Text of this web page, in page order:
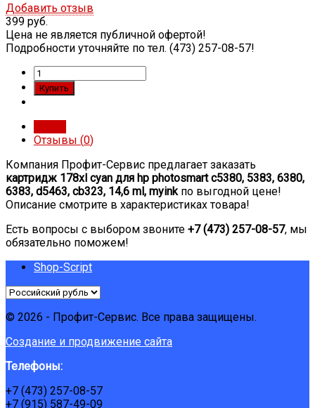
Добавить отзыв
399 руб.
Цена не является публичной офертой!
Подробности уточняйте по тел. (473) 257-08-57!
Отзывы (0)
Компания Профит-Сервис предлагает заказать
картридж 178xl cyan для hp photosmart c5380, 5383, 6380,
6383, d5463, cb323, 14,6 ml, myinkпо выгодной цене!
Описание смотрите в характеристиках товара!
Есть вопросы с выбором звоните +7 (473) 257-08-57, мы
обязательно поможем!
Shop-Script
© 2026 - Профит-Сервис. Все права защищены.
Создание и продвижение сайта
Телефоны:
+7 (473) 257-08-57
+7 (915) 587-49-09